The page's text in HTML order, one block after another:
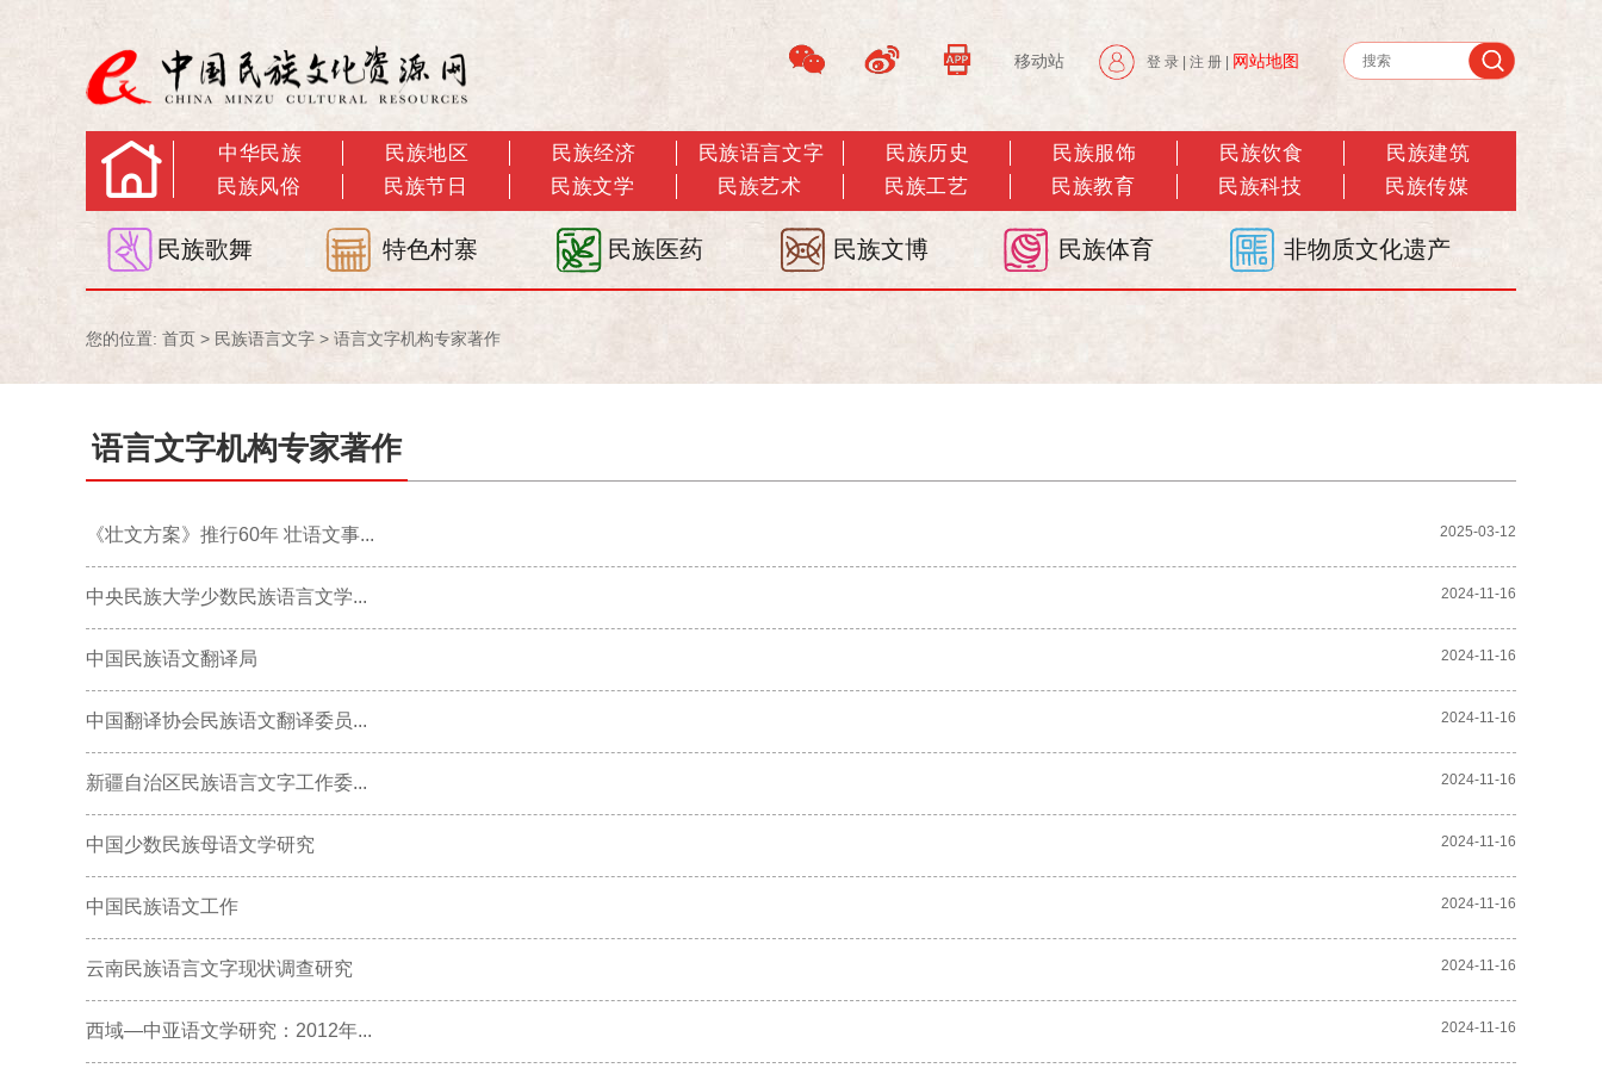
移动站 登 录 注 册 网站地图
中华民族 民族地区 民族经济 民族语言文字 民族历史 民族服饰 民族饮食
民族建筑
民族风俗
民族节日 民族文学 民族艺术 民族工艺 民族教育 民族科技 民族传媒
民族歌舞 特色村寨 民族医药 民族文博 民族体育 非物质文化遗产
您的位置: 首页 > 民族语言文字 > 语言文字机构专家著作
语言文字机构专家著作
《壮文方案》推行60年 壮语文事... 2025-03-12
中央民族大学少数民族语言文学... 2024-11-16
中国民族语文翻译局 2024-11-16
中国翻译协会民族语文翻译委员... 2024-11-16
新疆自治区民族语言文字工作委... 2024-11-16
中国少数民族母语文学研究 2024-11-16
中国民族语文工作 2024-11-16
云南民族语言文字现状调查研究 2024-11-16
西域—中亚语文学研究：2012年... 2024-11-16